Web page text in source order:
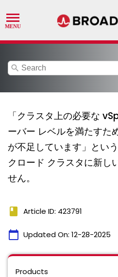
search
「クラスタ上の必要な
ーバー レベルを満たすた
が不足しています」とい
クロード クラスタに新し
せん。
book Article ID: 423791
calendar_today Updated On: 12-28-2025
Products